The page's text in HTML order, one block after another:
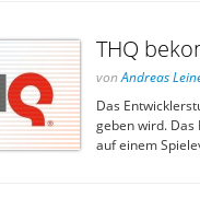
THQ
vonAndreas
Das
geben wird.
auf einem